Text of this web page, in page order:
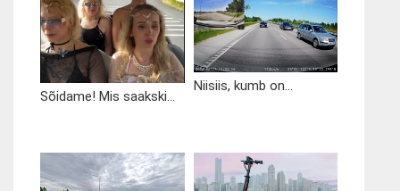
Sõidame! Mis saakski...
Niisiis, kumb on...